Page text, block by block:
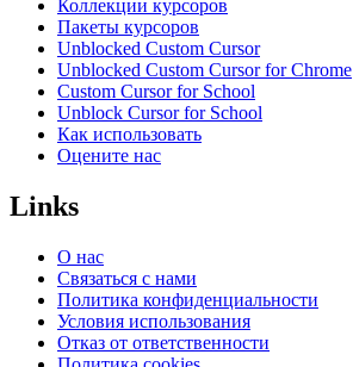
Коллекции курсоров
Пакеты курсоров
Unblocked Custom Cursor
Unblocked Custom Cursor for Chrome
Custom Cursor for School
Unblock Cursor for School
Как использовать
Оцените нас
Links
О нас
Связаться с нами
Политика конфиденциальности
Условия использования
Отказ от ответственности